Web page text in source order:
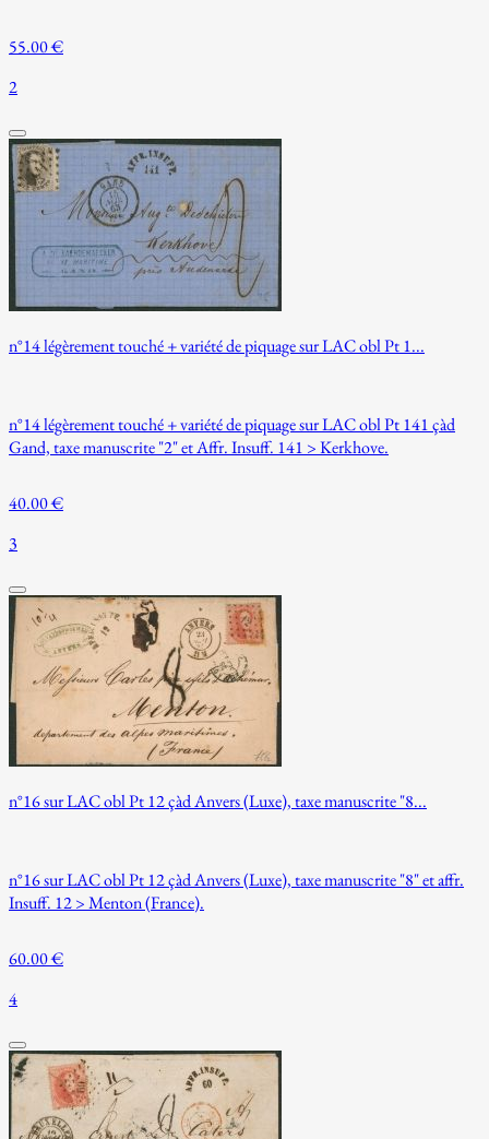
55.00 €
2
n°14 légèrement touché + variété de piquage sur LAC obl Pt 1...
n°14 légèrement touché + variété de piquage sur LAC obl Pt 141 çàd
Gand, taxe manuscrite "2" et Affr. Insuff. 141 > Kerkhove.
40.00 €
3
n°16 sur LAC obl Pt 12 çàd Anvers (Luxe), taxe manuscrite "8...
n°16 sur LAC obl Pt 12 çàd Anvers (Luxe), taxe manuscrite "8" et affr.
Insuff. 12 > Menton (France).
60.00 €
4